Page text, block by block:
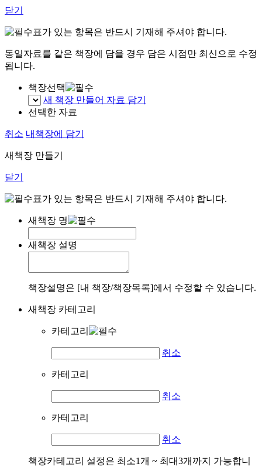
닫기
표가 있는 항목은 반드시 기재해 주셔야 합니다.
동일자료를 같은 책장에 담을 경우 담은 시점만 최신으로 수정
됩니다.
책장선택
새 책장 만들어 자료 담기
선택한 자료
취소 내책장에 담기
새책장 만들기
닫기
표가 있는 항목은 반드시 기재해 주셔야 합니다.
새책장 명
새책장 설명
책장설명은 [내 책장/책장목록]에서 수정할 수 있습니다.
새책장 카테고리
카테고리
취소
카테고리
취소
카테고리
취소
책장카테고리 설정은 최소1개 ~ 최대3개까지 가능합니